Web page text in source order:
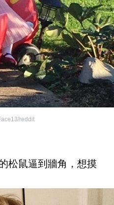
reddit
松鼠逼到牆角，想摸